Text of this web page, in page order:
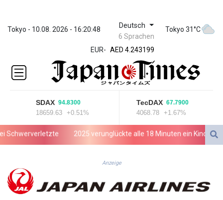
Tokyo - 10.08. 2026 - 16:20:48 Deutsch
6 Sprachen
Tokyo 31°C
EUR-
ZWL
372.037716
AED 4.243199
AED 4.243199
AFN 76.816385
ALL 93.186779
421.940448
1059.499986
ARS
AUD 1.634492
AZN 1.961832
BAM 1.955111
SDAX 94.8300
18659.63 +0.51%
TecDAX 67.7900
4068.78 +1.67%
2025 verunglückte alle 18 Minuten ein Kind im
Anzeige